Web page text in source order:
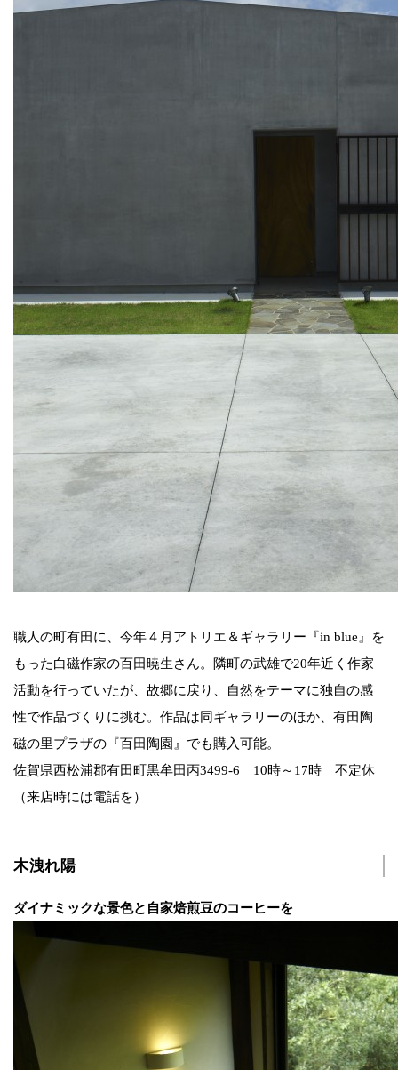
職人の町有田に、今年４月アトリエ＆ギャラリー『in blue』を
もった白磁作家の百田暁生さん。隣町の武雄で20年近く作家
活動を行っていたが、故郷に戻り、自然をテーマに独自の感
性で作品づくりに挑む。作品は同ギャラリーのほか、有田陶
磁の里プラザの『百田陶園』でも購入可能。
佐賀県西松浦郡有田町黒牟田丙3499-6 10時～17時 不定休
（来店時には電話を）
木洩れ陽
ダイナミックな景色と自家焙煎豆のコーヒーを